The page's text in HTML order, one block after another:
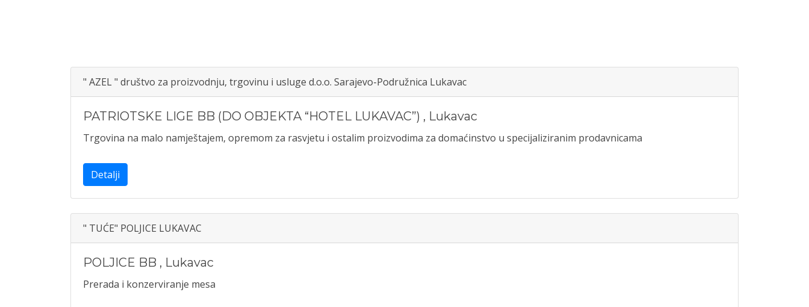
" AZEL " društvo za proizvodnju, trgovinu i usluge d.o.o. Sarajevo-Podružnica Lukavac
PATRIOTSKE LIGE BB (DO OBJEKTA “HOTEL LUKAVAC”) , Lukavac
Trgovina na malo namještajem, opremom za rasvjetu i ostalim proizvodima za domaćinstvo u specijaliziranim prodavnicama
Detalji
" TUĆE" POLJICE LUKAVAC
POLJICE BB , Lukavac
Prerada i konzerviranje mesa